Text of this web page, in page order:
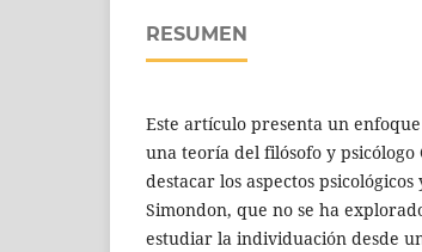
RESUMEN
Este artículo presenta un
una teoría del filósofo y
destacar los aspectos
Simondon, que no se ha
estudiar la individuación desde